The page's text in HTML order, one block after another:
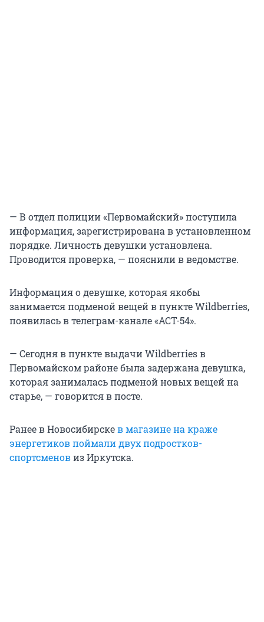
— В отдел полиции «Первомайский» поступила
информация, зарегистрирована в установленном
порядке. Личность девушки установлена.
Проводится проверка, — пояснили в ведомстве.
Информация о девушке, которая якобы
занимается подменой вещей в пункте Wildberries,
появилась в телеграм-канале «АСТ-54».
— Сегодня в пункте выдачи Wildberries в
Первомайском районе была задержана девушка,
которая занималась подменой новых вещей на
старье, — говорится в посте.
Ранее в Новосибирскев магазине на краже
энергетиков поймали двух подростков-
спортсменовиз Иркутска.